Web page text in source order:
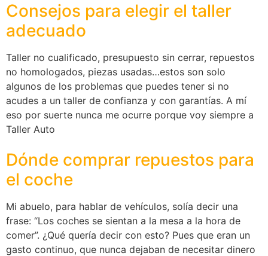
Consejos para elegir el taller
adecuado
Taller no cualificado, presupuesto sin cerrar, repuestos
no homologados, piezas usadas…estos son solo
algunos de los problemas que puedes tener si no
acudes a un taller de confianza y con garantías. A mí
eso por suerte nunca me ocurre porque voy siempre a
Taller Auto
Dónde comprar repuestos para
el coche
Mi abuelo, para hablar de vehículos, solía decir una
frase: “Los coches se sientan a la mesa a la hora de
comer”. ¿Qué quería decir con esto? Pues que eran un
gasto continuo, que nunca dejaban de necesitar dinero